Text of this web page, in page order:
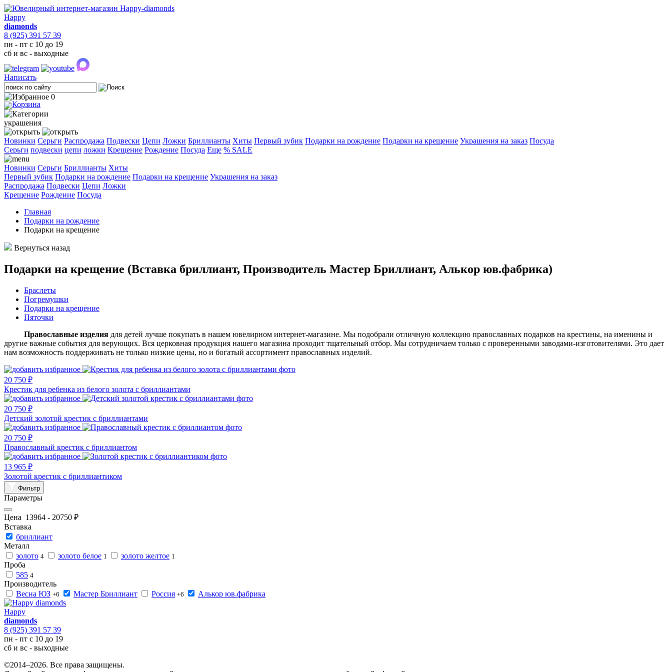
Happy
diamonds
8 (925) 391 57 39
пн - пт с 10 до 19
сб и вс - выходные
Написать
0
украшения
Новинки Серьги Распродажа Подвески Цепи Ложки Бриллианты Хиты Первый зубик Подарки на рождение Подарки на крещение Украшения на заказ Посуда
Cерьги подвески цепи ложки Крещение Рождение Посуда Еще % SALE
Новинки Серьги Бриллианты Хиты
Первый зубик Подарки на рождение Подарки на крещение Украшения на заказ
Распродажа Подвески Цепи Ложки
Крещение Рождение Посуда
Главная
Подарки на рождение
Подарки на крещение
Вернуться назад
Подарки на крещение (Вставка бриллиант, Производитель Мастер Бриллиант, Алькор юв.фабрика)
Браслеты
Погремушки
Подарки на крещение
Пяточки
Православные изделия для детей лучше покупать в нашем ювелирном интернет-магазине. Мы подобрали отличную коллекцию православных подарков на крестины, на именины и
другие важные события для верующих. Вся церковная продукция нашего магазина проходит тщательный отбор. Мы сотрудничаем только с проверенными заводами-изготовителями. Это дает
нам возможность поддерживать не только низкие цены, но и богатый ассортимент православных изделий.
20 750 ₽
Крестик для ребенка из белого золота с бриллиантами
20 750 ₽
Детский золотой крестик с бриллиантами
20 750 ₽
Православный крестик с бриллиантом
13 965 ₽
Золотой крестик с бриллиантиком
Фильтр
Параметры
Цена 13964 - 20750 ₽
Вставка
бриллиант
Металл
золото 4 золото белое 1 золото желтое 1
Проба
585 4
Производитель
Весна ЮЗ +6 Мастер Бриллиант Россия +6 Алькор юв.фабрика
Happy
diamonds
8 (925) 391 57 39
пн - пт с 10 до 19
сб и вс - выходные
©2014–2026. Все права защищены.